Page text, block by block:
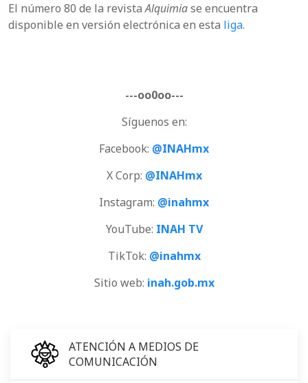
El número 80 de la revistaAlquimiase encuentra
disponible en versión electrónica en esta liga.
---oo0oo---
Síguenos en:
Facebook: @INAHmx
X Corp: @INAHmx
Instagram: @inahmx
YouTube: INAH TV
TikTok: @inahmx
Sitio web: inah.gob.mx
ATENCIÓN A MEDIOS DE
COMUNICACIÓN